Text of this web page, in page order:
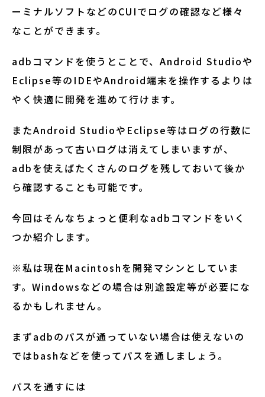
ーミナルソフトなどのCUIでログの確認など様々
なことができます。
adbコマンドを使うとことで、Android Studioや
Eclipse等のIDEやAndroid端末を操作するよりは
やく快適に開発を進めて行けます。
またAndroid StudioやEclipse等はログの行数に
制限があって古いログは消えてしまいますが、
adbを使えばたくさんのログを残しておいて後か
ら確認することも可能です。
今回はそんなちょっと便利なadbコマンドをいく
つか紹介します。
※私は現在Macintoshを開発マシンとしていま
す。Windowsなどの場合は別途設定等が必要にな
るかもしれません。
まずadbのパスが通っていない場合は使えないの
ではbashなどを使ってパスを通しましょう。
パスを通すには